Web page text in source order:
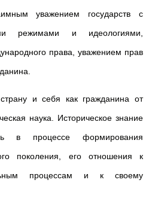
уважением государств с
режимами и идеологиями,
права, уважением прав
и себя как гражданина от
наука. Историческое знание
в процессе формирования
поколения, его отношения к
процессам и к своему